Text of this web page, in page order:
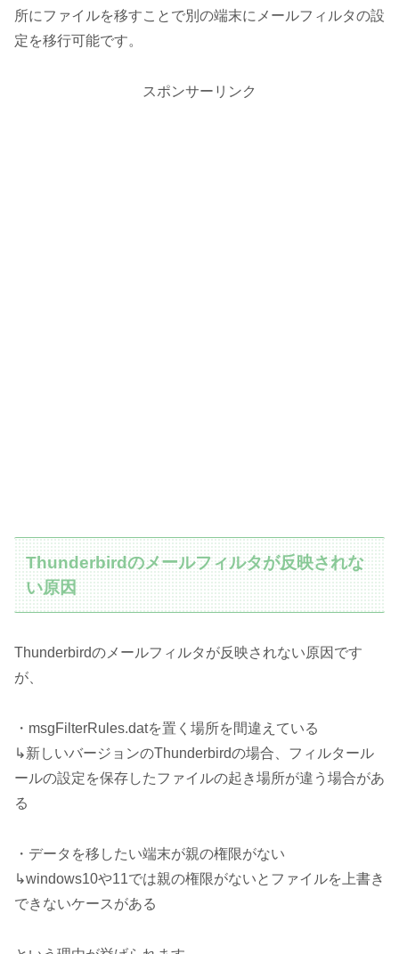
所にファイルを移すことで別の端末にメールフィルタの設
定を移行可能です。
スポンサーリンク
Thunderbirdのメールフィルタが反映されな
い原因
Thunderbirdのメールフィルタが反映されない原因です
が、
・msgFilterRules.datを置く場所を間違えている
↳新しいバージョンのThunderbirdの場合、フィルタール
ールの設定を保存したファイルの起き場所が違う場合があ
る
・データを移したい端末が親の権限がない
↳windows10や11では親の権限がないとファイルを上書き
できないケースがある